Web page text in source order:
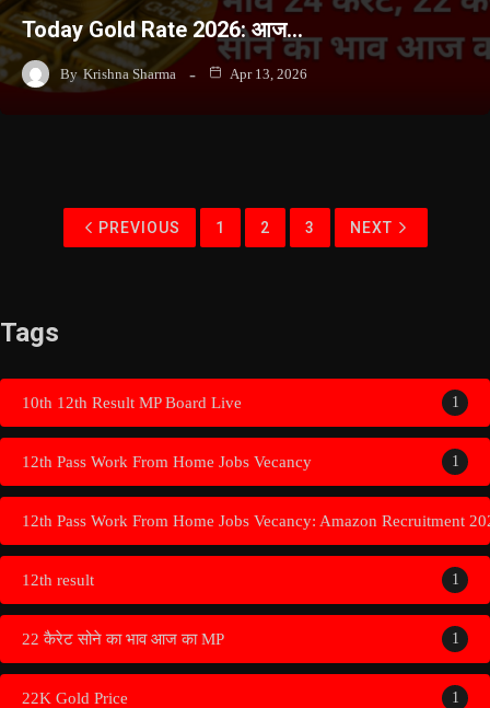
Today Gold Rate 2026: आज…
By Krishna Sharma Apr 13, 2026
PREVIOUS 1 2 3 NEXT
Tags
10th 12th Result MP Board Live 1
12th Pass Work From Home Jobs Vecancy 1
12th Pass Work From Home Jobs Vecancy: Amazon Recruitment
12th result 1
22 कैरेट सोने का भाव आज का MP 1
22K Gold Price 1